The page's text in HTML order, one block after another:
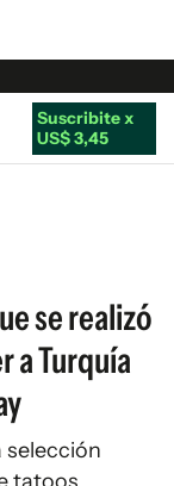
Suscribite x
US$ 3,45
se realizó
a Turquía
selección